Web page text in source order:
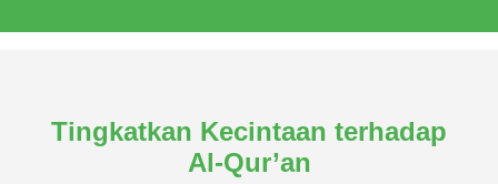
Tingkatkan Kecintaan terhadap
Al-Qur’an